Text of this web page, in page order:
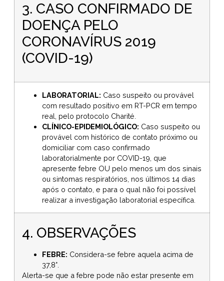
3. CASO CONFIRMADO DE
DOENÇA PELO
CORONAVÍRUS 2019
(COVID-19)
LABORATORIAL: Caso suspeito ou provável
com resultado positivo em RT-PCR em tempo
real, pelo protocolo Charité.
CLÍNICO-EPIDEMIOLÓGICO: Caso suspeito ou
provável com histórico de contato próximo ou
domiciliar com caso confirmado
laboratorialmente por COVID-19, que
apresente febre OU pelo menos um dos sinais
ou sintomas respiratórios, nos últimos 14 dias
após o contato, e para o qual não foi possível
realizar a investigação laboratorial específica.
4. OBSERVAÇÕES
FEBRE: Considera-se febre aquela acima de
37,8°.
Alerta-se que a febre pode não estar presente em